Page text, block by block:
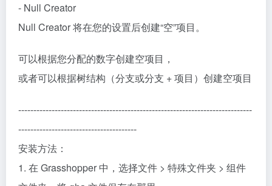
- Null Creator
Null Creator 将在您的设置后创建“空”项目。
可以根据您分配的数字创建空项目，
或者可以根据树结构（分支或分支 + 项目）创建空项目
-----------------------------------------------------------------------------
---------------------------------------
安装方法：
1. 在 Grasshopper 中，选择文件 > 特殊文件夹 > 组件